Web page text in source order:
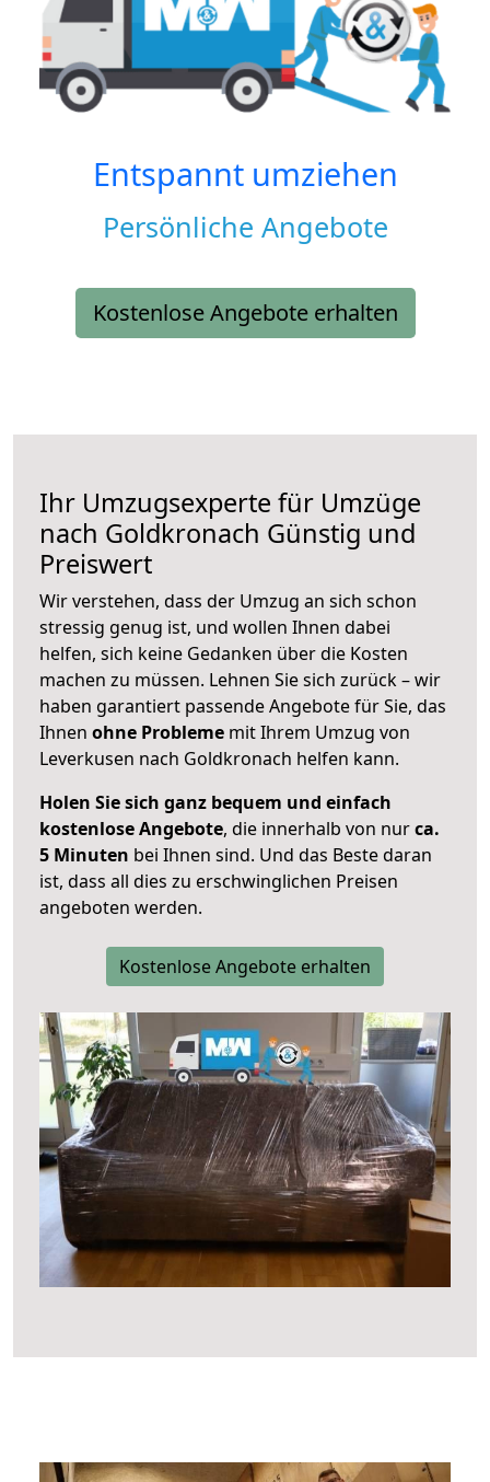
Entspannt umziehen
Persönliche Angebote
Kostenlose Angebote erhalten
Ihr Umzugsexperte für Umzüge
nach Goldkronach Günstig und
Preiswert
Wir verstehen, dass der Umzug an sich schon
stressig genug ist, und wollen Ihnen dabei
helfen, sich keine Gedanken über die Kosten
machen zu müssen. Lehnen Sie sich zurück – wir
haben garantiert passende Angebote für Sie, das
Ihnen ohne Probleme mit Ihrem Umzug von
Leverkusen nach Goldkronach helfen kann.
Holen Sie sich ganz bequem und einfach
kostenlose Angebote, die innerhalb von nurca.
5 Minuten bei Ihnen sind. Und das Beste daran
ist, dass all dies zu erschwinglichen Preisen
angeboten werden.
Kostenlose Angebote erhalten